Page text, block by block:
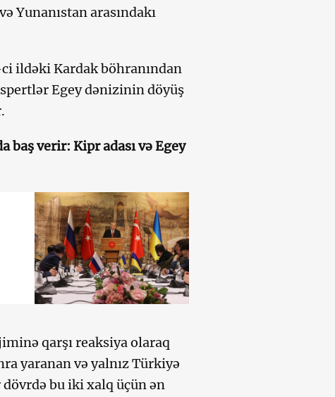
arasındakı
ildəki Kardak böhranından
Egey dənizinin döyüş
baş verir: Kipr adası və Egey
qarşı reaksiya olaraq
yaranan və yalnız Türkiyə
bu iki xalq üçün ən